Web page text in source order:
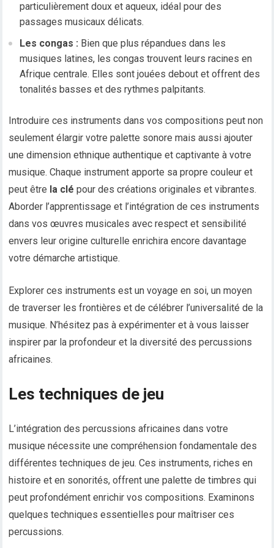
particulièrement doux et aqueux, idéal pour des
passages musicaux délicats.
Les congas : Bien que plus répandues dans les
musiques latines, les congas trouvent leurs racines en
Afrique centrale. Elles sont jouées debout et offrent des
tonalités basses et des rythmes palpitants.
Introduire ces instruments dans vos compositions peut non
seulement élargir votre palette sonore mais aussi ajouter
une dimension ethnique authentique et captivante à votre
musique. Chaque instrument apporte sa propre couleur et
peut être la clé pour des créations originales et vibrantes.
Aborder l’apprentissage et l’intégration de ces instruments
dans vos œuvres musicales avec respect et sensibilité
envers leur origine culturelle enrichira encore davantage
votre démarche artistique.
Explorer ces instruments est un voyage en soi, un moyen
de traverser les frontières et de célébrer l’universalité de la
musique. N’hésitez pas à expérimenter et à vous laisser
inspirer par la profondeur et la diversité des percussions
africaines.
Les techniques de jeu
L’intégration des percussions africaines dans votre
musique nécessite une compréhension fondamentale des
différentes techniques de jeu. Ces instruments, riches en
histoire et en sonorités, offrent une palette de timbres qui
peut profondément enrichir vos compositions. Examinons
quelques techniques essentielles pour maîtriser ces
percussions.